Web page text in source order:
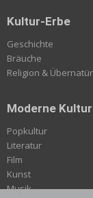
Kultur-Erbe
Geschichte
Bräuche
Religion &
Moderne Kultur
Popkultur
Literatur
Film
Kunst
Musik